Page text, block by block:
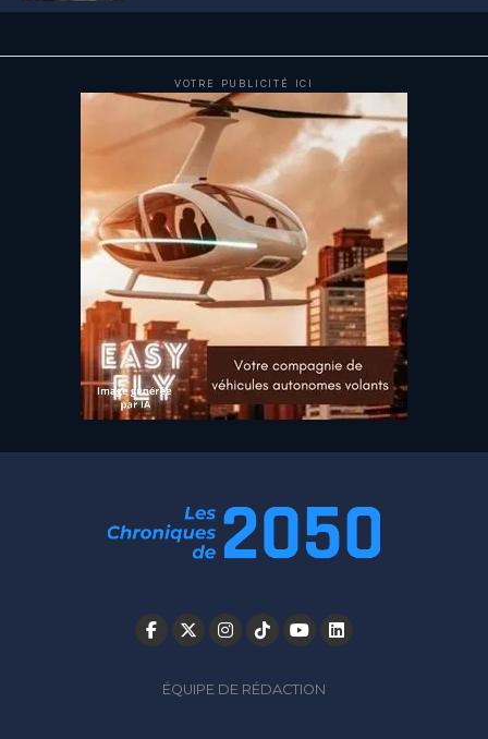
VOTRE PUBLICITÉ ICI
ÉQUIPE DE RÉDACTION